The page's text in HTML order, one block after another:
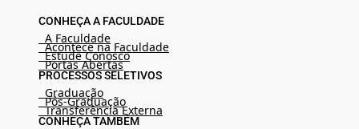
CONHEÇA A FACULDADE
A Faculdade
Acontece na Faculdade
Estude Conosco
Portas Abertas
PROCESSOS SELETIVOS
Graduação
Pós-Graduação
Transferência Externa
CONHEÇA TAMBÉM